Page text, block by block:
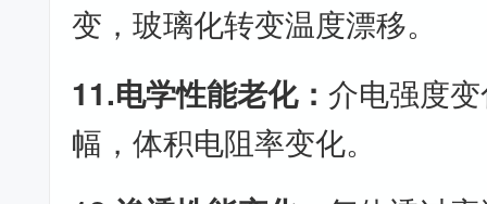
变，玻璃化转变温度漂移。
11.电学性能老化：介电强度
幅，体积电阻率变化。